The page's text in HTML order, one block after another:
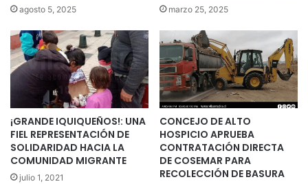
agosto 5, 2025 marzo 25, 2025
¡GRANDE IQUIQUEÑOS!: UNA
FIEL REPRESENTACIÓN DE
SOLIDARIDAD HACIA LA
COMUNIDAD MIGRANTE
julio 1, 2021
CONCEJO DE ALTO
HOSPICIO APRUEBA
CONTRATACIÓN DIRECTA
DE COSEMAR PARA
RECOLECCIÓN DE BASURA